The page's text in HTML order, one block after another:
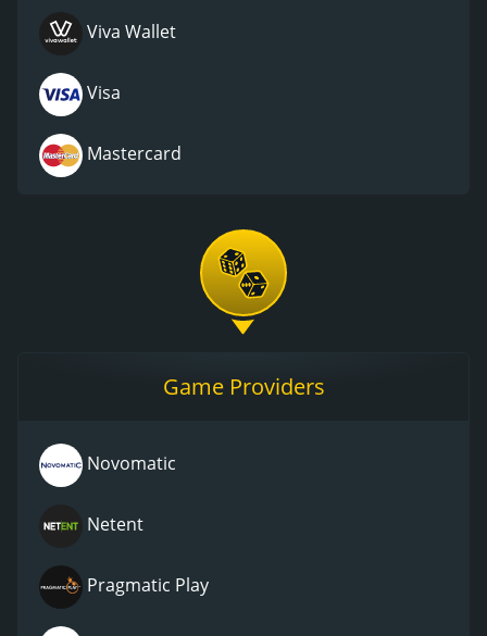
Viva Wallet
Visa
Mastercard
Game Providers
Novomatic
Netent
Pragmatic Play